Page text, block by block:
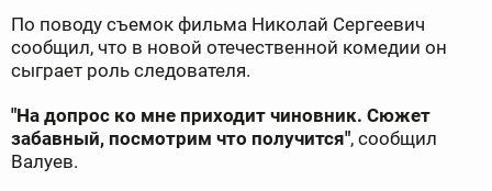
По поводу съемок фильма Николай Сергеевич
сообщил, что в новой отечественной комедии он
сыграет роль следователя.
"На допрос ко мне приходит чиновник. Сюжет
забавный, посмотрим что получится", сообщил
Валуев.